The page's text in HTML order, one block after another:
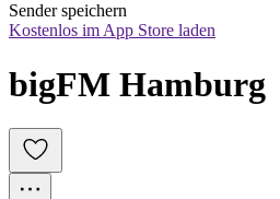
Sender speichern
Kostenlos im App Store laden
bigFM Hamburg